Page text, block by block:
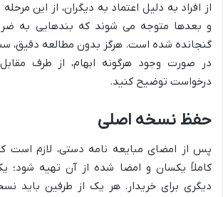
از افراد به دلیل اعتماد به دیگران، از این
و بعدها متوجه می شوند که بندهایی به ضرر
گنجانده شده است. هرگز بدون مطالعه دقیق،
در صورت وجود هرگونه ابهام، از طرف
درخواست توضیح کنید.
حفظ نسخه اصلی
پس از امضای مبایعه نامه دستی، لازم است
کاملاً یکسان و امضا شده از آن تهیه شود؛
دیگری برای خریدار. هر یک از طرفین باید